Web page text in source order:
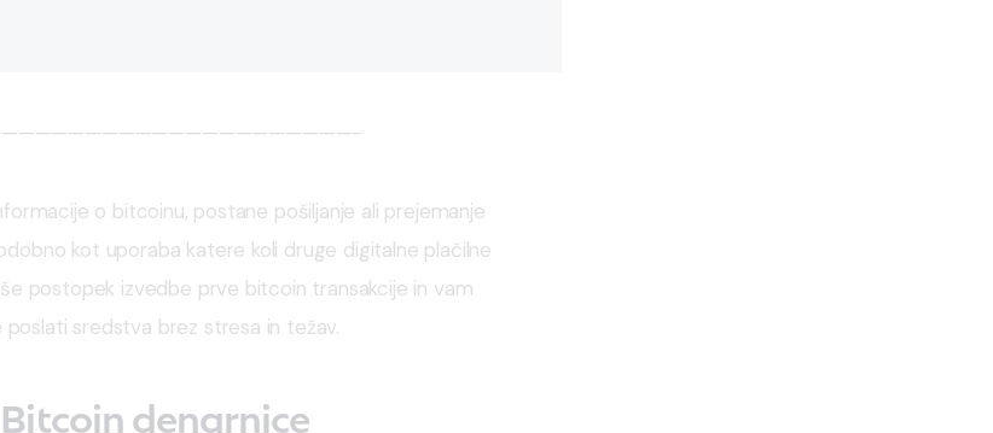
o bitcoinu, postane pošiljanje ali prejemanje
kot uporaba katere koli druge digitalne plačilne
postopek izvedbe prve bitcoin transakcije in vam
sredstva brez stresa in težav.
denarnice